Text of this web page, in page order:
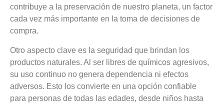
contribuye a la preservación de nuestro planeta, un factor
cada vez más importante en la toma de decisiones de
compra.
Otro aspecto clave es la seguridad que brindan los
productos naturales. Al ser libres de químicos agresivos,
su uso continuo no genera dependencia ni efectos
adversos. Esto los convierte en una opción confiable
para personas de todas las edades, desde niños hasta